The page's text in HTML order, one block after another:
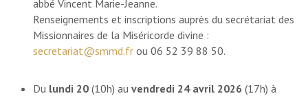
abbé Vincent Marie-Jeanne.
Renseignements et inscriptions auprès du secrétariat des
Missionnaires de la Miséricorde divine :
secretariat@smmd.fr ou 06 52 39 88 50.
Du lundi 20 (10h) au vendredi 24 avril 2026 (17h) à